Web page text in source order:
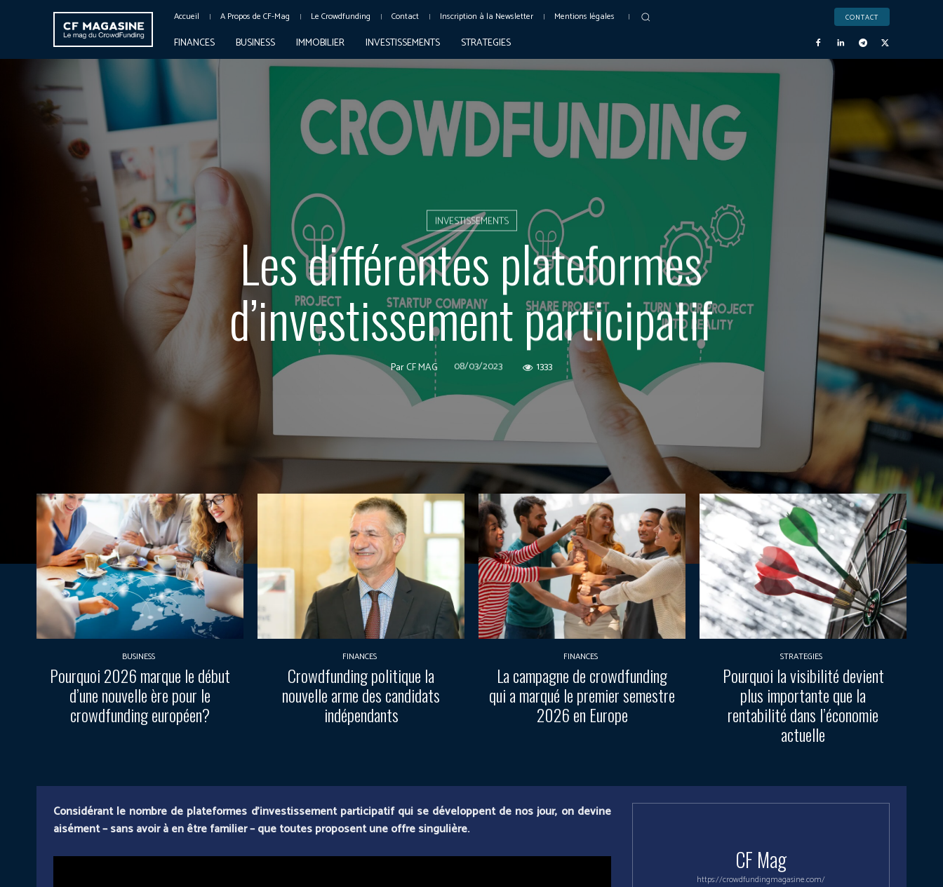
Accueil A Propos de CF-Mag Le Crowdfunding Contact Inscription à la Newsletter Mentions légales CONTACT
FINANCES BUSINESS IMMOBILIER INVESTISSEMENTS STRATEGIES
INVESTISSEMENTS
Les différentes plateformes
d’investissement participatif
ParCF MAG 08/03/2023 1333
BUSINESS
Pourquoi 2026 marque le début
d’une nouvelle ère pour le
crowdfunding européen?
FINANCES
Crowdfunding politique la
nouvelle arme des candidats
indépendants
FINANCES
La campagne de crowdfunding
qui a marqué le premier semestre
2026 en Europe
STRATEGIES
Pourquoi la visibilité devient
plus importante que la
rentabilité dans l’économie
actuelle
Considérant le nombre de plateformes d’investissement participatif qui se développent de nos jour, on devine
aisément – sans avoir à en être familier – que toutes proposent une offre singulière.
CF Mag
https://crowdfundingmagasine.com/